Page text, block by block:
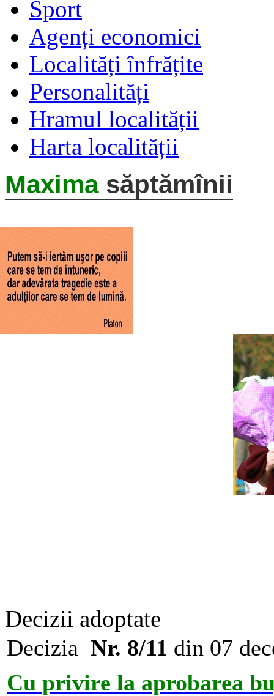
Sport
Agenți economici
Localități înfrățite
Personalități
Hramul localității
Harta localității
Maxima săptămînii
Decizii adoptate
Decizia Nr. 8/11 din 07
Cu privire la aprobarea